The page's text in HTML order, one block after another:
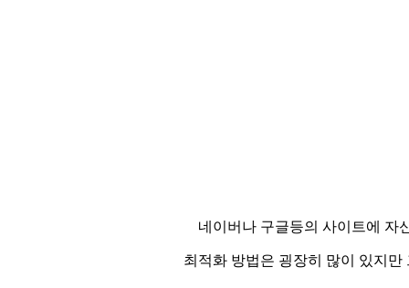
네이버나 구글등의 사이트에 자
최적화 방법은 굉장히 많이 있지